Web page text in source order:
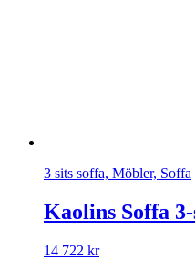
3 sits soffa, Möbler, Soffa
Kaolins Soffa
14 722 kr